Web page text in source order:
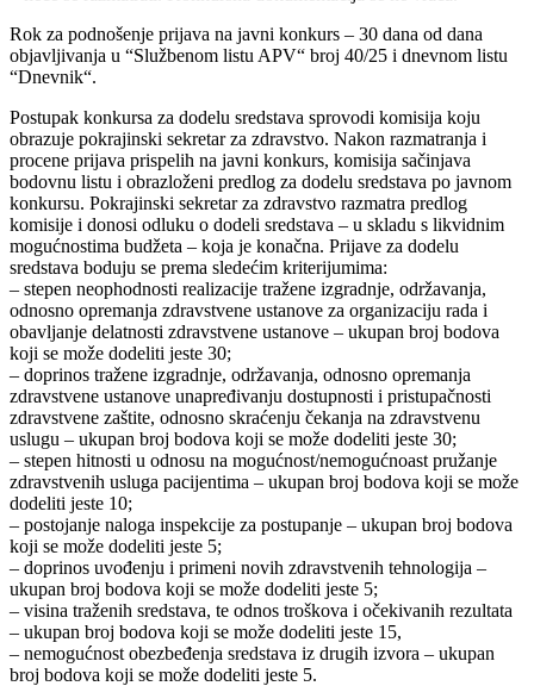
Rok za podnošenje prijava na javni konkurs – 30 dana od dana
objavljivanja u “Službenom listu APV“ broj 40/25 i dnevnom listu
“Dnevnik“.
Postupak konkursa za dodelu sredstava sprovodi komisija koju
obrazuje pokrajinski sekretar za zdravstvo. Nakon razmatranja i
procene prijava prispelih na javni konkurs, komisija sačinjava
bodovnu listu i obrazloženi predlog za dodelu sredstava po javnom
konkursu. Pokrajinski sekretar za zdravstvo razmatra predlog
komisije i donosi odluku o dodeli sredstava – u skladu s likvidnim
mogućnostima budžeta – koja je konačna. Prijave za dodelu
sredstava boduju se prema sledećim kriterijumima:
– stepen neophodnosti realizacije tražene izgradnje, održavanja,
odnosno opremanja zdravstvene ustanove za organizaciju rada i
obavljanje delatnosti zdravstvene ustanove – ukupan broj bodova
koji se može dodeliti jeste 30;
– doprinos tražene izgradnje, održavanja, odnosno opremanja
zdravstvene ustanove unapređivanju dostupnosti i pristupačnosti
zdravstvene zaštite, odnosno skraćenju čekanja na zdravstvenu
uslugu – ukupan broj bodova koji se može dodeliti jeste 30;
– stepen hitnosti u odnosu na mogućnost/nemogućnoast pružanje
zdravstvenih usluga pacijentima – ukupan broj bodova koji se može
dodeliti jeste 10;
– postojanje naloga inspekcije za postupanje – ukupan broj bodova
koji se može dodeliti jeste 5;
– doprinos uvođenju i primeni novih zdravstvenih tehnologija –
ukupan broj bodova koji se može dodeliti jeste 5;
– visina traženih sredstava, te odnos troškova i očekivanih rezultata
– ukupan broj bodova koji se može dodeliti jeste 15,
– nemogućnost obezbeđenja sredstava iz drugih izvora – ukupan
broj bodova koji se može dodeliti jeste 5.